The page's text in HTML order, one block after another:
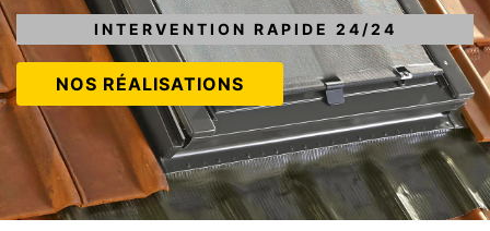
INTERVENTION RAPIDE 24/24
NOS RÉALISATIONS